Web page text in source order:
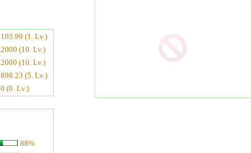
103.99 (1. Lv.)
2000 (10. Lv.)
2000 (10. Lv.)
898.23 (5. Lv.)
0 (0. Lv.)
88%